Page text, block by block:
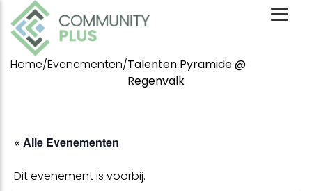
Home/Evenementen/Talenten Pyramide @
Regenvalk
« Alle Evenementen
Dit evenement is voorbij.